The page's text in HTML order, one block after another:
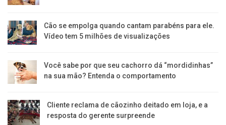
Cão se empolga quando cantam parabéns para ele.
Vídeo tem 5 milhões de visualizações
Você sabe por que seu cachorro dá “mordidinhas”
na sua mão? Entenda o comportamento
Cliente reclama de cãozinho deitado em loja, e a
resposta do gerente surpreende